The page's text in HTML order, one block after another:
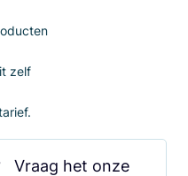
zelf
Vraag het onze